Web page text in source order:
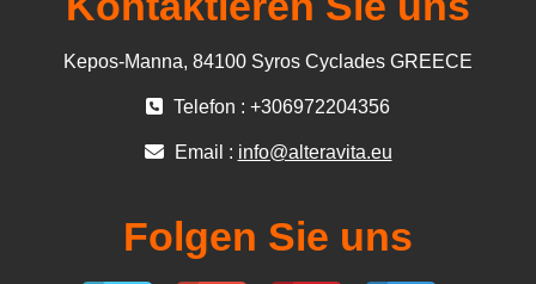
Kepos-Manna, 84100 Syros Cyclades GREECE
Telefon : +306972204356
Email : info@alteravita.eu
Folgen Sie uns